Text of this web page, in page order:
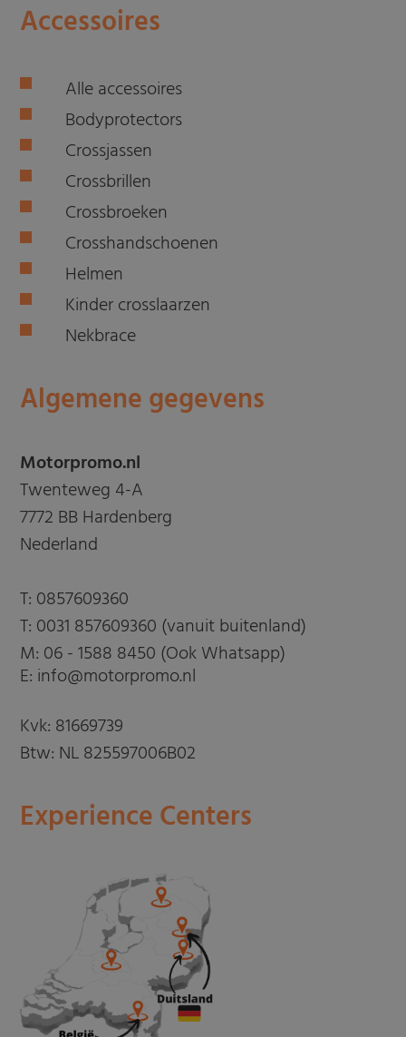
Accessoires
Alle accessoires
Bodyprotectors
Crossjassen
Crossbrillen
Crossbroeken
Crosshandschoenen
Helmen
Kinder crosslaarzen
Nekbrace
Algemene gegevens
Motorpromo.nl
Twenteweg 4-A
7772 BB Hardenberg
Nederland
T: 0857609360
T: 0031 857609360 (vanuit buitenland)
M: 06 - 1588 8450 (Ook Whatsapp)
E: info@motorpromo.nl
Kvk: 81669739
Btw: NL 825597006B02
Experience Centers